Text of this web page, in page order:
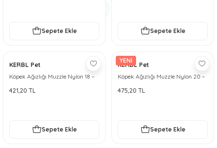
Sepete Ekle Sepete Ekle
KERBL Pet
Köpek Ağızlığı Muzzle Nylon 18 –
421,20 TL
Sepete Ekle
YENİ
KERBL Pet
Köpek Ağızlığı Muzzle Nylon 20 –
475,20 TL
Sepete Ekle